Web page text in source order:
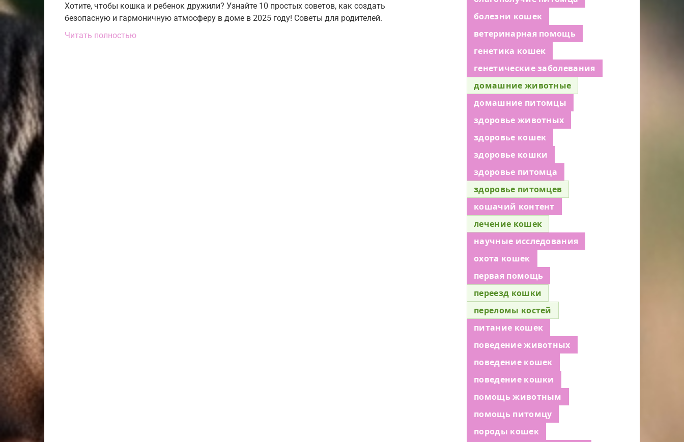
Хотите, чтобы кошка и ребенок дружили? Узнайте 10 простых советов, как создать
безопасную и гармоничную атмосферу в доме в 2025 году! Советы для родителей.
Читать полностью
болезни кошек
ветеринарная помощь
генетика кошек
генетические заболевания
домашние животные
домашние питомцы
здоровье животных
здоровье кошек
здоровье кошки
здоровье питомца
здоровье питомцев
кошачий контент
лечение кошек
научные исследования
охота кошек
первая помощь
переезд кошки
переломы костей
питание кошек
поведение животных
поведение кошек
поведение кошки
помощь животным
помощь питомцу
породы кошек